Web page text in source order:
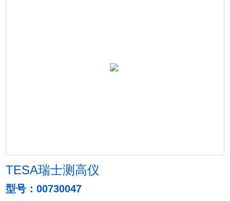
TESA瑞士测高仪
型号：00730047